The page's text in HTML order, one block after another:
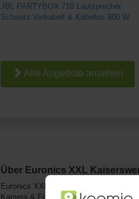
JBL PARTYBOX 710 Lautsprecher
Schwarz Verkabelt & Kabellos 800 W
Alle Angebote ansehen
Über Euronics XXL
Euronics XXL in Ratingen ist Dein
Kamera & Foto, Smartphones &